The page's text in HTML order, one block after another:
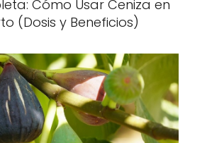
Cómo Usar Ceniza en
(Dosis y Beneficios)